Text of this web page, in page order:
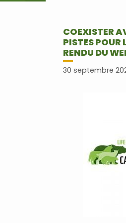
COEXISTER
PISTES POUR
RENDU DU
30 septembre